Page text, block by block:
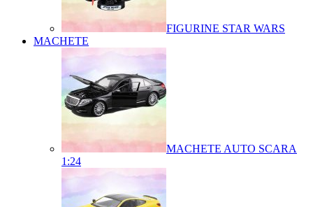
FIGURINE STAR WARS
MACHETE
MACHETE AUTO SCARA
1:24